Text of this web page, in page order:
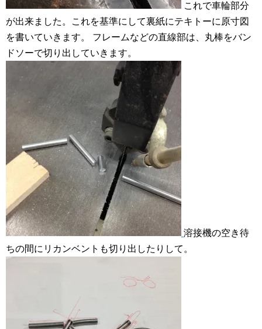
これで車輪部分
が出来ました。これを基準にして裏紙にテキトーに原寸図
を書いていきます。
フレームなどの直線部は、丸棒をバン
ドソーで切り出していきます。
溶接機の空き待
ちの間にリカンベントも切り出したりして。